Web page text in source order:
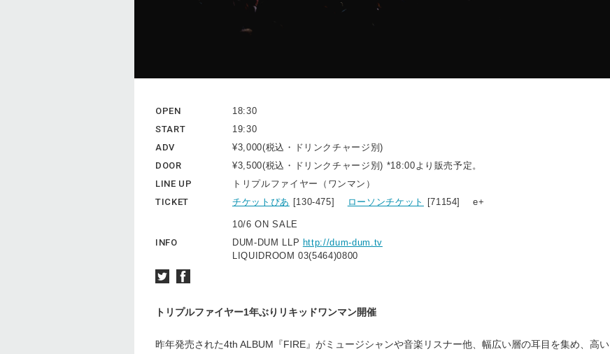
OPEN
18:30
START
19:30
ADV
¥3,000(税込・ドリンクチャージ別)
DOOR
¥3,500(税込・ドリンクチャージ別) *18:00より販売予定。
LINE UP
トリプルファイヤー（ワンマン）
TICKET
チケットぴあ [130-475] ローソンチケット [71154] e+
10/6 ON SALE
INFO
DUM-DUM LLP http://dum-dum.tv
LIQUIDROOM 03(5464)0800
トリプルファイヤー1年ぶりリキッドワンマン開催
昨年発売された4th ALBUM『FIRE』がミュージシャンや音楽リスナー他、幅広い層の耳目を集め、高い